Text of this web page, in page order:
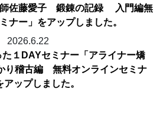
師佐藤愛子 鍛錬の記録 入門編無
ナー」をアップしました。
2026.6.22
１DAYセミナー「アライナー矯
り稽古編 無料オンラインセミナ
アップしました。